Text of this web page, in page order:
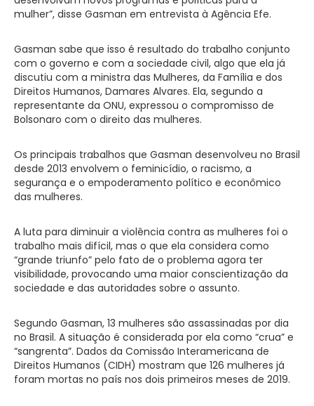
mulher”, disse Gasman em entrevista à Agência Efe.
Gasman sabe que isso é resultado do trabalho conjunto
com o governo e com a sociedade civil, algo que ela já
discutiu com a ministra das Mulheres, da Família e dos
Direitos Humanos, Damares Alvares. Ela, segundo a
representante da ONU, expressou o compromisso de
Bolsonaro com o direito das mulheres.
Os principais trabalhos que Gasman desenvolveu no Brasil
desde 2013 envolvem o feminicídio, o racismo, a
segurança e o empoderamento político e econômico
das mulheres.
A luta para diminuir a violência contra as mulheres foi o
trabalho mais difícil, mas o que ela considera como
“grande triunfo” pelo fato de o problema agora ter
visibilidade, provocando uma maior conscientização da
sociedade e das autoridades sobre o assunto.
Segundo Gasman, 13 mulheres são assassinadas por dia
no Brasil. A situação é considerada por ela como “crua” e
“sangrenta”. Dados da Comissão Interamericana de
Direitos Humanos (CIDH) mostram que 126 mulheres já
foram mortas no país nos dois primeiros meses de 2019.